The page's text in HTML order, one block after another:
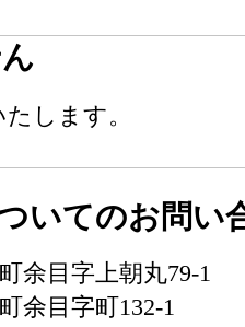
します。
いてのお問い
町余目字上朝丸79-
余目字町132-1